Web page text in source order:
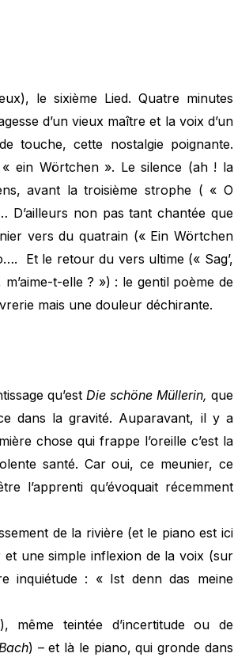
le sixième Lied. Quatre minutes
d’un vieux maître et la voix d’un
touche, cette nostalgie poignante.
ein Wörtchen ». Le silence (ah ! la
avant la troisième strophe ( « O
D’ailleurs non pas tant chantée que
vers du quatrain (« Ein Wörtchen
Et le retour du vers ultime (« Sag’,
t-elle ? ») : le gentil poème de
mais une douleur déchirante.
qu’est Die schöne Müllerin, que
dans la gravité. Auparavant, il y a
chose qui frappe l’oreille c’est la
santé. Car oui, ce meunier, ce
l’apprenti qu’évoquait récemment
de la rivière (et le piano est ici
une simple inflexion de la voix (sur
inquiétude : « Ist denn das meine
), même teintée d’incertitude ou de
) – et là le piano, qui gronde dans